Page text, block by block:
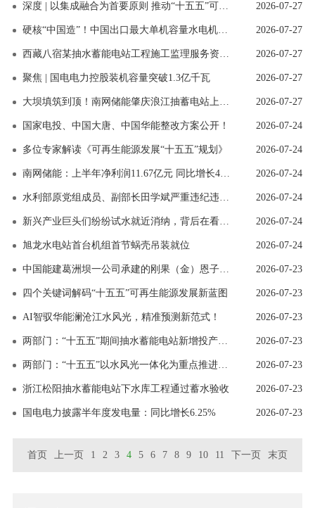
深度 | 以集成融合为首要原则 推动“十五五”可再生能源高质量发展 2026-07-27
硬核“中国造”！中国出口最大单机容量水电机组转轮在哈电电机研制成功 2026-07-27
西藏八宿某抽水蓄能电站工程施工监理服务资格预审 2026-07-27
聚焦 | 国电电力控股装机容量突破1.3亿千瓦 2026-07-27
大坝填筑到顶！南网储能肇庆浪江抽蓄电站上水库进出水口混凝土浇筑完成 2026-07-27
国家电投、中国大唐、中国华能整改方案公开！ 2026-07-24
多位专家解读《可再生能源发展“十五五”规划》 2026-07-24
南网储能：上半年净利润11.67亿元 同比增长40.25% 2026-07-24
水利部原党组成员、副部长田学斌严重违纪违法被开除党籍和公职 2026-07-24
新兴产业巨头们纷纷试水就近消纳，背后在看重什么？ 2026-07-24
旭龙水电站首台机组首节蜗壳吊装就位 2026-07-24
中国能建葛洲坝一公司承建的刚果（金）恩子洛II水电站进入主体工程施工阶段 2026-07-23
四个关键词解码“十五五”可再生能源发展新蓝图 2026-07-23
AI智驭华能澜沧江水风光，精准预测新范式！ 2026-07-23
两部门：“十五五”期间抽水蓄能电站新增投产1亿千瓦左右 2026-07-23
两部门：“十五五”以水风光一体化为重点推进水电开发建设 2026-07-23
浙江松阳抽水蓄能电站下水库工程通过蓄水验收 2026-07-23
国电电力披露半年度发电量：同比增长6.25% 2026-07-23
首页 上一页 1 2 3 4 5 6 7 8 9 10 11 下一页 末页
2026-07-29
2026-07-13
关于举办新型电力系统背景下南方区域电力市场电价预测靶场竞
关于联合召开“2026年水电和新能源运行管理及检修技术研讨会”
2026-06-30
关于联合召开“2026 年水利水电与新能源工程建设技术交流会”的
2026-06-18
关于推荐评选广东省水力和新能源发电工程学会40 周年发展贡献